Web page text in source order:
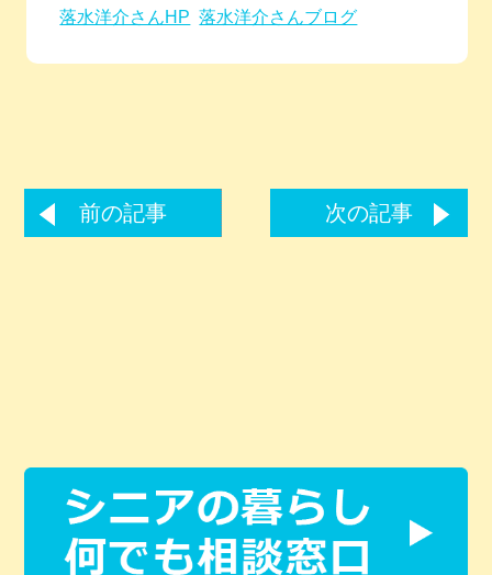
落水洋介さんHP 落水洋介さんブログ
前の記事 次の記事